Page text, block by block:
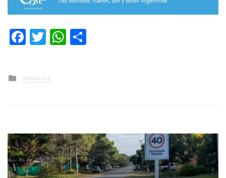
Facebook
TwitterWhatsApp
Posted
in
SERVICIOS